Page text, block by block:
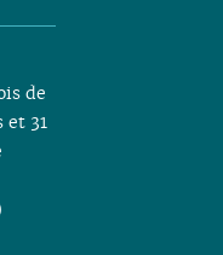
de
et 31